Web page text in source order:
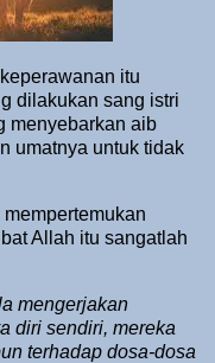
itu
dilakukan sang istri
menyebarkan aib
umatnya untuk tidak
Allah itu sangatlah
mengerjakan
diri sendiri, mereka
terhadap dosa-dosa